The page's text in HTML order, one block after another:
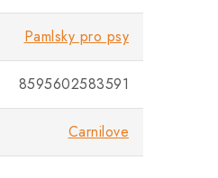
Pamlsky pro psy
8595602583591
Carnilove